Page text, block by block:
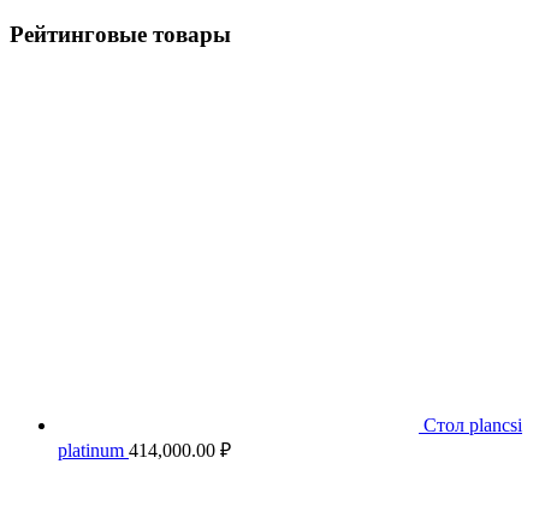
Рейтинговые товары
Стол plancsi
platinum 414,000.00 ₽